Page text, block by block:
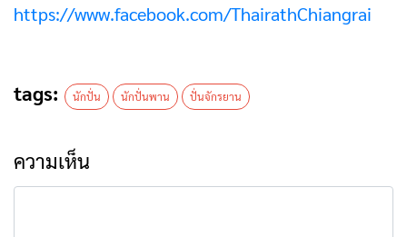
https://www.facebook.com/ThairathChiangrai
tags: นักปั่น นักปั่นพาน ปั่นจักรยาน
ความเห็น